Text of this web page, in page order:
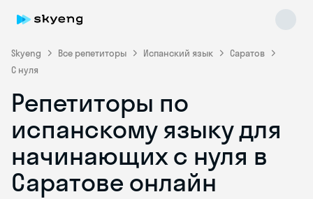
Skyeng Все репетиторы Испанский язык
Саратов
С нуля
Репетиторы по
испанскому языку для
начинающих с нуля в
Саратове онлайн
Skyeng Chat